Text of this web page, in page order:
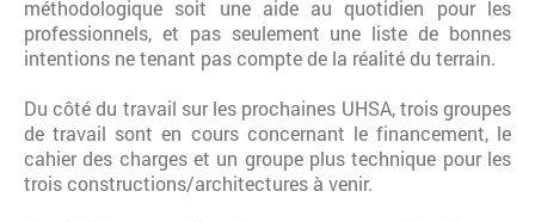
méthodologique soit une aide au quotidien pour les
professionnels, et pas seulement une liste de bonnes
intentions ne tenant pas compte de la réalité du terrain.
Du côté du travail sur les prochaines UHSA, trois groupes
de travail sont en cours concernant le financement, le
cahier des charges et un groupe plus technique pour les
trois constructions/architectures à venir.